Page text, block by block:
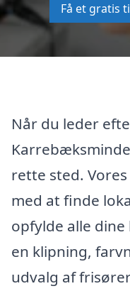
Få et gratis
Når du leder
rette sted.
med at finde
opfylde alle
en klipning,
udvalg af